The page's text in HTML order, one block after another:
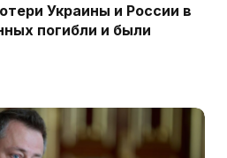
Украины и России в
погибли и были